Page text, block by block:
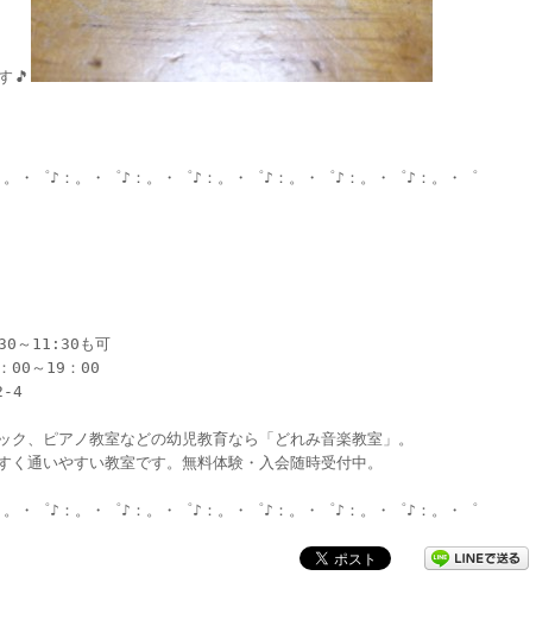
🎵
・゜♪：。・゜♪：。・゜♪：。・゜♪：。・゜♪：。・゜♪：。・゜
～11:30も可
00～19：00
4
ク、ピアノ教室などの幼児教育なら「どれみ音楽教室」。
く通いやすい教室です。無料体験・入会随時受付中。
・゜♪：。・゜♪：。・゜♪：。・゜♪：。・゜♪：。・゜♪：。・゜